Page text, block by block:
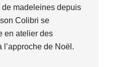
de madeleines depuis
Colibri se
en atelier des
l’approche de Noël.